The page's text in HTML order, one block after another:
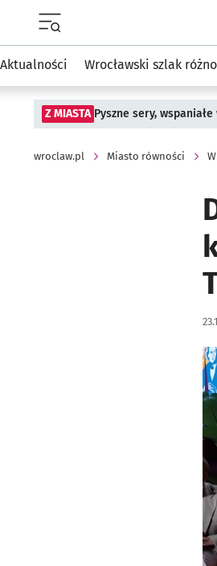
Aktualności Wrocławski szlak
Z MIASTA Pyszne sery,
wroclaw.pl Miasto równości